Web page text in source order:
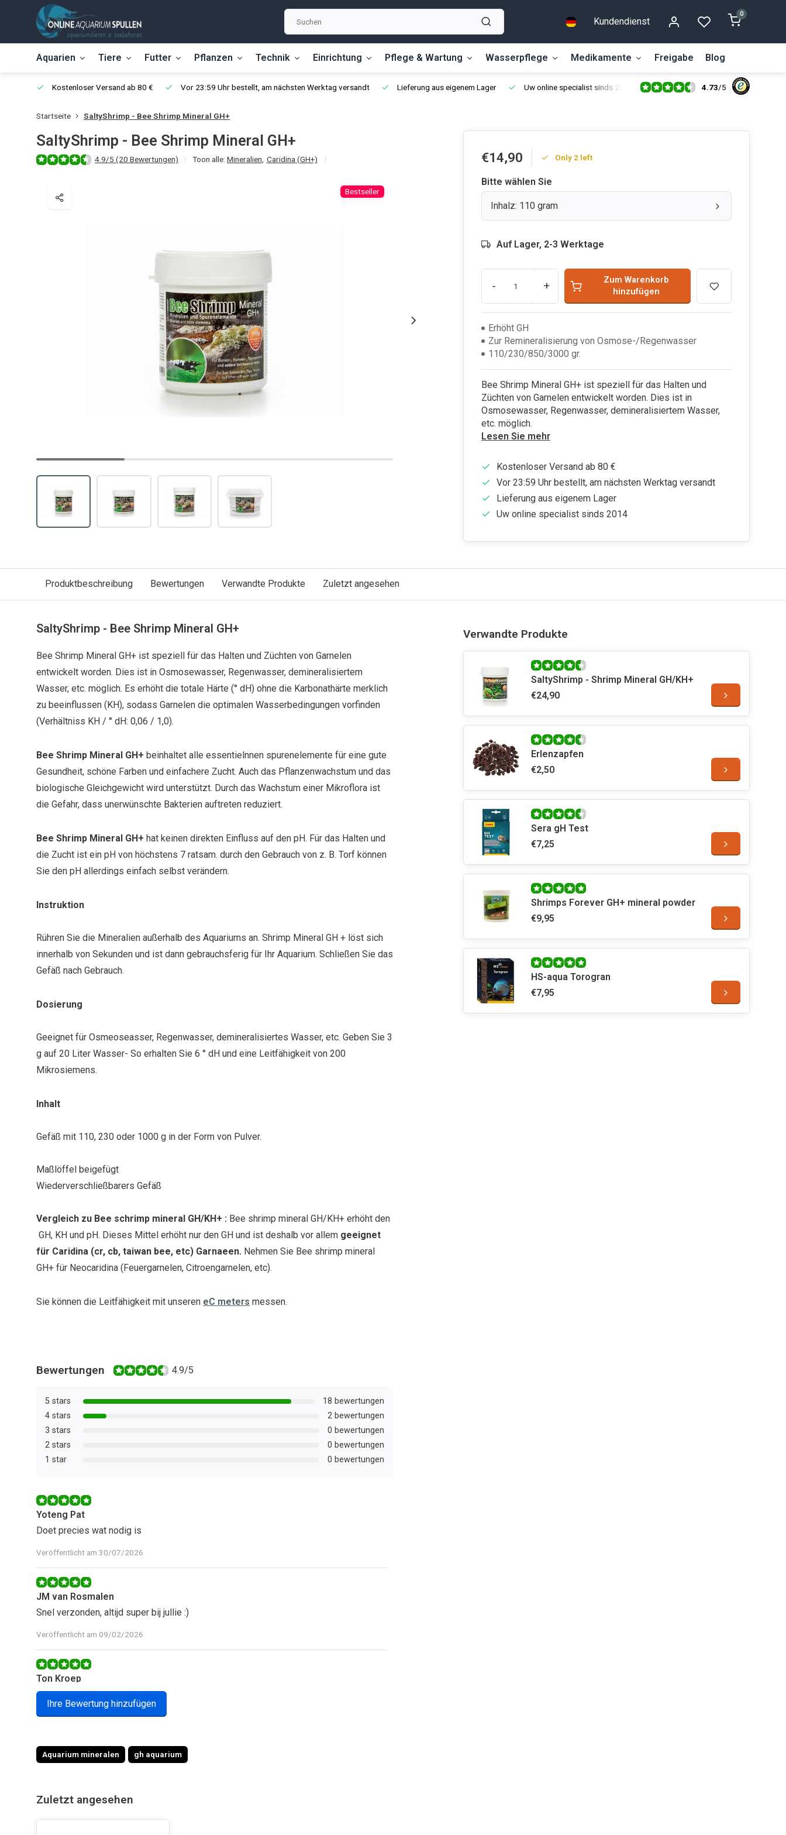
Kundendienst
0
Aquarien Tiere Futter Pflanzen Technik Einrichtung Pflege & Wartung Wasserpflege Medikamente Freigabe Blog
Kostenloser Versand ab 80 € Vor 23:59 Uhr bestellt, am nächsten Werktag versandt Lieferung aus eigenem Lager Uw online specialist sinds 2014 4.73/5
Startseite SaltyShrimp - Bee Shrimp Mineral GH+
SaltyShrimp - Bee Shrimp Mineral GH+
4.9/5 (20 Bewertungen) Toon alle: Mineralien Caridina (GH+)
Bestseller
€14,90 Only 2 left
Bitte wählen Sie
Inhalz: 110 gram
Auf Lager, 2-3 Werktage
- +
Zum Warenkorb
hinzufügen
Erhöht GH
Zur Remineralisierung von Osmose-/Regenwasser
110/230/850/3000 gr.
Bee Shrimp Mineral GH+ ist speziell für das Halten und
Züchten von Garnelen entwickelt worden. Dies ist in
Osmosewasser, Regenwasser, demineralisiertem Wasser,
etc. möglich.
Lesen Sie mehr
Kostenloser Versand ab 80 €
Vor 23:59 Uhr bestellt, am nächsten Werktag versandt
Lieferung aus eigenem Lager
Uw online specialist sinds 2014
Produktbeschreibung Bewertungen Verwandte Produkte Zuletzt angesehen
SaltyShrimp - Bee Shrimp Mineral GH+
Bee Shrimp Mineral GH+ ist speziell für das Halten und Züchten von Garnelen
entwickelt worden. Dies ist in Osmosewasser, Regenwasser, demineralisiertem
Wasser, etc. möglich. Es erhöht die totale Härte (° dH) ohne die Karbonathärte merklich
zu beeinflussen (KH), sodass Garnelen die optimalen Wasserbedingungen vorfinden
(Verhältniss KH / ° dH: 0,06 / 1,0).
Bee Shrimp Mineral GH+ beinhaltet alle essentielnnen spurenelemente für eine gute
Gesundheit, schöne Farben und einfachere Zucht. Auch das Pflanzenwachstum und das
biologische Gleichgewicht wird unterstützt. Durch das Wachstum einer Mikroflora ist
die Gefahr, dass unerwünschte Bakterien auftreten reduziert.
Bee Shrimp Mineral GH+ hat keinen direkten Einfluss auf den pH. Für das Halten und
die Zucht ist ein pH von höchstens 7 ratsam. durch den Gebrauch von z. B. Torf können
Sie den pH allerdings einfach selbst verändern.
Instruktion
Rühren Sie die Mineralien außerhalb des Aquariums an. Shrimp Mineral GH + löst sich
innerhalb von Sekunden und ist dann gebrauchsferig für Ihr Aquarium. Schließen Sie das
Gefäß nach Gebrauch.
Dosierung
Geeignet für Osmeoseasser, Regenwasser, demineralisiertes Wasser, etc. Geben Sie 3
g auf 20 Liter Wasser- So erhalten Sie 6 ° dH und eine Leitfähigkeit von 200
Mikrosiemens.
Inhalt
Gefäß mit 110, 230 oder 1000 g in der Form von Pulver.
Maßlöffel beigefügt
Wiederverschließbarers Gefäß
Vergleich zu Bee schrimp mineral GH/KH+ : Bee shrimp mineral GH/KH+ erhöht den
GH, KH und pH. Dieses Mittel erhöht nur den GH und ist deshalb vor allem geeignet
für Caridina (cr, cb, taiwan bee, etc) Garnaeen. Nehmen Sie Bee shrimp mineral
GH+ für Neocaridina (Feuergarnelen, Citroengarnelen, etc).
Sie können die Leitfähigkeit mit unseren eC meters messen.
Bewertungen 4.9/5
5 stars
18 bewertungen
4 stars
2 bewertungen
3 stars
0 bewertungen
2 stars
0 bewertungen
1 star
0 bewertungen
Yoteng Pat
Doet precies wat nodig is
Veröffentlicht am 30/07/2026
JM van Rosmalen
Snel verzonden, altijd super bij jullie :)
Veröffentlicht am 09/02/2026
Ton Kroep
Goede service
Veröffentlicht am 30/04/2025
Daniël van Hengel
Veröffentlicht am 13/03/2025
Ihre Bewertung hinzufügen
Aquarium mineralen gh aquarium
Verwandte Produkte
SaltyShrimp - Shrimp Mineral GH/KH+
€24,90
Erlenzapfen
€2,50
Sera gH Test
€7,25
Shrimps Forever GH+ mineral powder
€9,95
HS-aqua Torogran
€7,95
Zuletzt angesehen